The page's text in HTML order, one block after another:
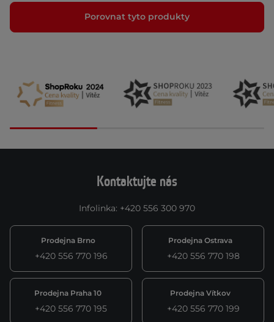
Porovnat tyto produkty
Kontaktujte nás
Infolinka: +420 556 300 970
Prodejna Brno
+420 556 770 196
Prodejna Ostrava
+420 556 770 198
Prodejna Praha 10
+420 556 770 195
Prodejna Vítkov
+420 556 770 199